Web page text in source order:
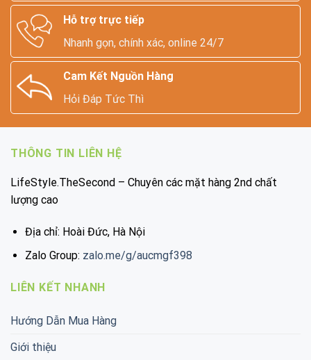
Hỗ trợ trực tiếp
Nhanh gọn, chính xác, online 24/7
Cam Kết Nguồn Hàng
Hỏi Đáp Tức Thì
THÔNG TIN LIÊN HỆ
LifeStyle.TheSecond – Chuyên các mặt hàng 2nd chất
lượng cao
Địa chỉ: Hoài Đức, Hà Nội
Zalo Group: zalo.me/g/aucmgf398
LIÊN KẾT NHANH
Hướng Dẫn Mua Hàng
Giới thiệu